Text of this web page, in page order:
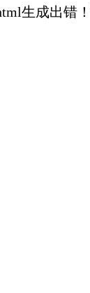
生成出错